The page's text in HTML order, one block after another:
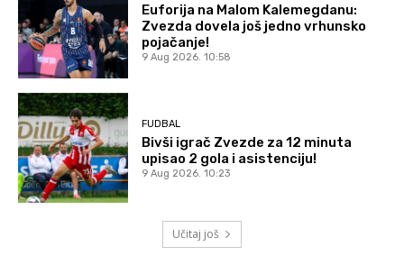
Euforija na Malom Kalemegdanu:
Zvezda dovela još jedno vrhunsko
pojačanje!
9 Aug 2026. 10:58
FUDBAL
Bivši igrač Zvezde za 12 minuta
upisao 2 gola i asistenciju!
9 Aug 2026. 10:23
Učitaj još